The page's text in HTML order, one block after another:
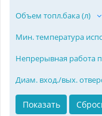
Объем топл.бака (л)
Мин. температура
Непрерывная работа
Диам. вход./вых.